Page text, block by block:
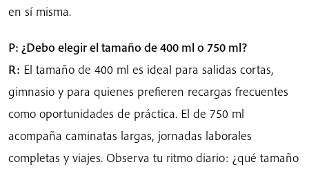
en sí misma.
P: ¿Debo elegir el tamaño de 400 ml o 750 ml?
R: El tamaño de 400 ml es ideal para salidas cortas,
gimnasio y para quienes prefieren recargas frecuentes
como oportunidades de práctica. El de 750 ml
acompaña caminatas largas, jornadas laborales
completas y viajes. Observa tu ritmo diario: ¿qué tamaño